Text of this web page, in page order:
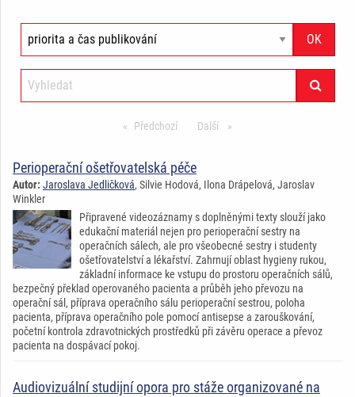
Předchozí stránkaDalší stránka
Perioperační ošetřovatelská péče
Autor: Jaroslava Jedličková, Silvie Hodová, Ilona Drápelová, Jaroslav
Winkler
Připravené videozáznamy s doplněnými texty slouží jako
edukační materiál nejen pro perioperační sestry na
operačních sálech, ale pro všeobecné sestry i studenty
ošetřovatelství a lékařství. Zahrnují oblast hygieny rukou,
základní informace ke vstupu do prostoru operačních sálů,
bezpečný překlad operovaného pacienta a průběh jeho převozu na
operační sál, příprava operačního sálu perioperační sestrou, poloha
pacienta, příprava operačního pole pomocí antisepse a zarouškování,
početní kontrola zdravotnických prostředků při závěru operace a převoz
pacienta na dospávací pokoj.
Audiovizuální studijní opora pro stáže organizované na